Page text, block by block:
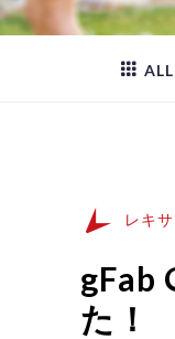
ALL
レキ
gFab
た！